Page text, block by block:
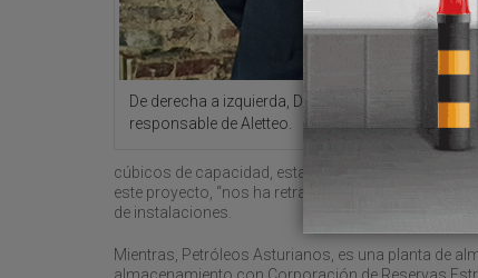
De derecha a izquierda, Diego Guardamino,
responsable de Aletteo.
cúbicos de capacidad, estarán listas para operar
este proyecto, “nos ha retrasado mucho la parte
de instalaciones.
Mientras, Petróleos Asturianos, es una planta de